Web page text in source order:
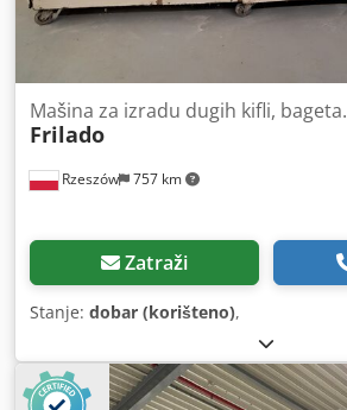
Rzeszów 757 km
Mašina za izradu dugih kifli, bageta.
Frilado
Zatraži
Stanje: dobar (korišteno),